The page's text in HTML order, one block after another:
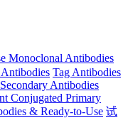
Monoclonal Antibodies
Tag Antibodies
Secondary Antibodies
Conjugated Primary
& Ready-to-Use 试